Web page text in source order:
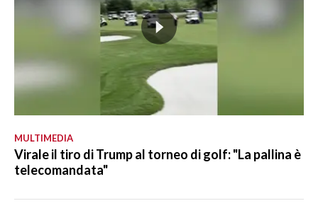
MULTIMEDIA
Virale il tiro di Trump al torneo di golf: "La pallina è
telecomandata"